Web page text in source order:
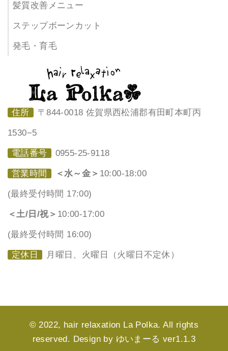
髪質改善メニュー
ステップボーンカット
発毛・育毛
住所 〒844-0018 佐賀県西松浦郡有田町本町丙
1530−5
電話番号 0955-25-9118
営業時間 ＜水～金＞ 10:00-18:00
(最終受付時間 17:00)
＜土/日/祝＞ 10:00-17:00
(最終受付時間 16:00)
定休日 月曜日、火曜日（火曜日不定休）
© 2022, hair relaxation La Polka. All rights
reserved. Design by ゆいまーる ver1.1.3